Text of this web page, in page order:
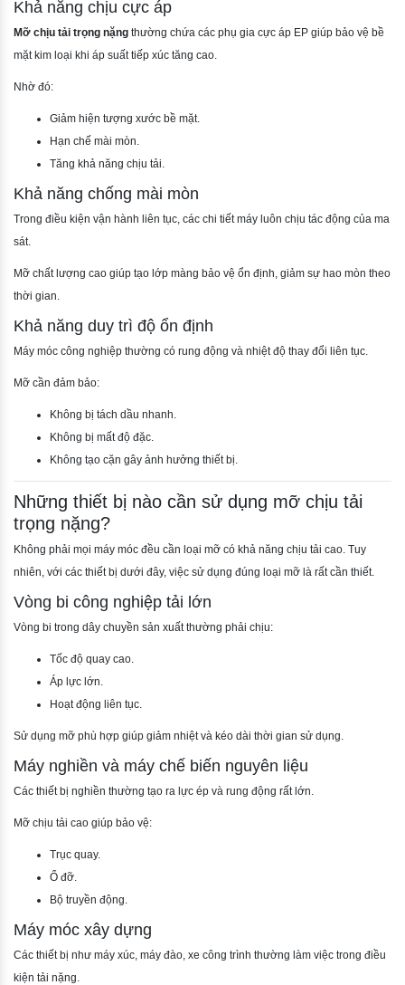
Khả năng chịu cực áp
Mỡ chịu tải trọng nặng thường chứa các phụ gia cực áp EP giúp bảo vệ bề
mặt kim loại khi áp suất tiếp xúc tăng cao.
Nhờ đó:
Giảm hiện tượng xước bề mặt.
Hạn chế mài mòn.
Tăng khả năng chịu tải.
Khả năng chống mài mòn
Trong điều kiện vận hành liên tục, các chi tiết máy luôn chịu tác động của ma
sát.
Mỡ chất lượng cao giúp tạo lớp màng bảo vệ ổn định, giảm sự hao mòn theo
thời gian.
Khả năng duy trì độ ổn định
Máy móc công nghiệp thường có rung động và nhiệt độ thay đổi liên tục.
Mỡ cần đảm bảo:
Không bị tách dầu nhanh.
Không bị mất độ đặc.
Không tạo cặn gây ảnh hưởng thiết bị.
Những thiết bị nào cần sử dụng mỡ chịu tải
trọng nặng?
Không phải mọi máy móc đều cần loại mỡ có khả năng chịu tải cao. Tuy
nhiên, với các thiết bị dưới đây, việc sử dụng đúng loại mỡ là rất cần thiết.
Vòng bi công nghiệp tải lớn
Vòng bi trong dây chuyền sản xuất thường phải chịu:
Tốc độ quay cao.
Áp lực lớn.
Hoạt động liên tục.
Sử dụng mỡ phù hợp giúp giảm nhiệt và kéo dài thời gian sử dụng.
Máy nghiền và máy chế biến nguyên liệu
Các thiết bị nghiền thường tạo ra lực ép và rung động rất lớn.
Mỡ chịu tải cao giúp bảo vệ:
Trục quay.
Ổ đỡ.
Bộ truyền động.
Máy móc xây dựng
Các thiết bị như máy xúc, máy đào, xe công trình thường làm việc trong điều
kiện tải nặng.